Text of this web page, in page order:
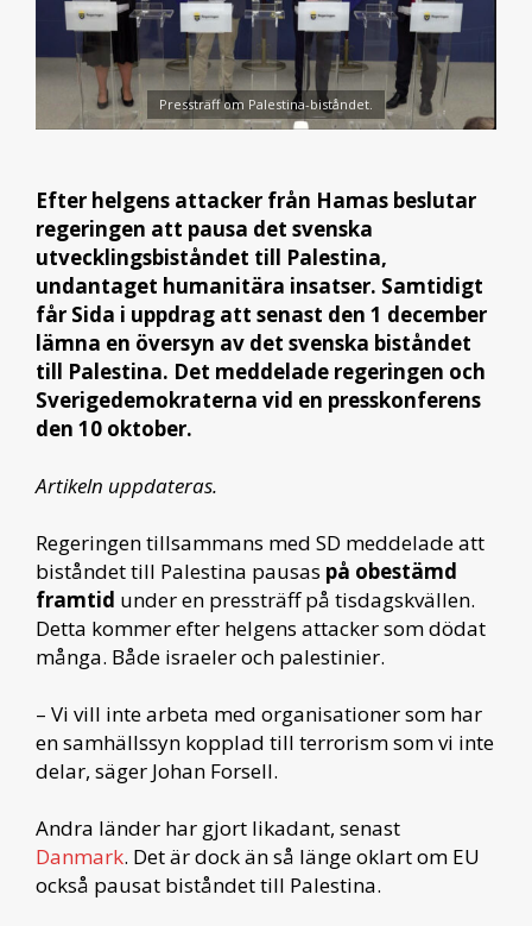
Pressträff om Palestina-biståndet.
Efter helgens attacker från Hamas beslutar
regeringen att pausa det svenska
utvecklingsbiståndet till Palestina,
undantaget humanitära insatser. Samtidigt
får Sida i uppdrag att senast den 1 december
lämna en översyn av det svenska biståndet
till Palestina. Det meddelade regeringen och
Sverigedemokraterna vid en presskonferens
den 10 oktober.
Artikeln uppdateras.
Regeringen tillsammans med SD meddelade att
biståndet till Palestina pausas på obestämd
framtid under en pressträff på tisdagskvällen.
Detta kommer efter helgens attacker som dödat
många. Både israeler och palestinier.
– Vi vill inte arbeta med organisationer som har
en samhällssyn kopplad till terrorism som vi inte
delar, säger Johan Forsell.
Andra länder har gjort likadant, senast
Danmark. Det är dock än så länge oklart om EU
också pausat biståndet till Palestina.